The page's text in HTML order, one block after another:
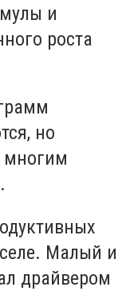
и
роста
но
многим
Малый и
драйвером